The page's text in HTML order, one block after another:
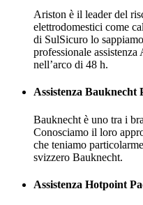
Ariston è il leader del
elettrodomestici come
di SulSicuro lo
professionale
nell’arco di 48 h.
Assistenza Bauknecht
Bauknecht è uno tra i
Conosciamo il loro
che teniamo
svizzero Bauknecht.
Assistenza Hotpoint